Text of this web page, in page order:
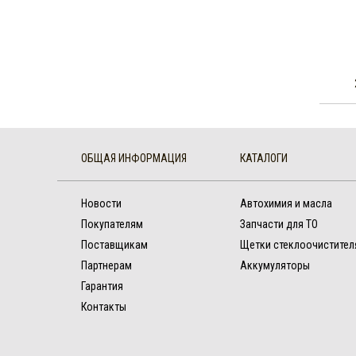
ОБЩАЯ ИНФОРМАЦИЯ
Новости
Покупателям
Поставщикам
Партнерам
Гарантия
Контакты
КАТАЛОГИ
Автохимия и масла
Запчасти для ТО
Щетки
Аккумуляторы